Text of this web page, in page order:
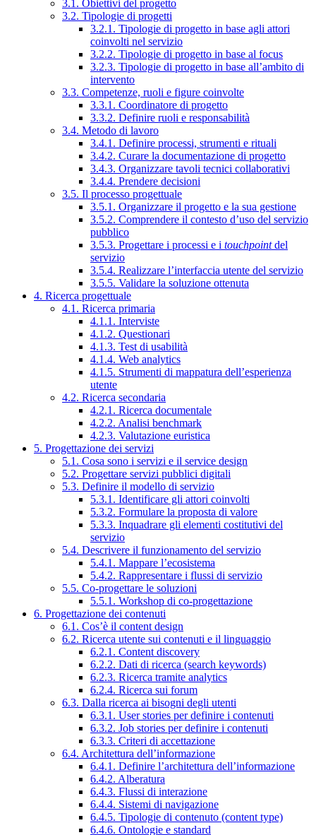
3.1. Obiettivi del progetto
3.2. Tipologie di progetti
3.2.1. Tipologie di progetto in base agli attori
coinvolti nel servizio
3.2.2. Tipologie di progetto in base al focus
3.2.3. Tipologie di progetto in base all’ambito di
intervento
3.3. Competenze, ruoli e figure coinvolte
3.3.1. Coordinatore di progetto
3.3.2. Definire ruoli e responsabilità
3.4. Metodo di lavoro
3.4.1. Definire processi, strumenti e rituali
3.4.2. Curare la documentazione di progetto
3.4.3. Organizzare tavoli tecnici collaborativi
3.4.4. Prendere decisioni
3.5. Il processo progettuale
3.5.1. Organizzare il progetto e la sua gestione
3.5.2. Comprendere il contesto d’uso del servizio
pubblico
3.5.3. Progettare i processi e i touchpointdel
servizio
3.5.4. Realizzare l’interfaccia utente del servizio
3.5.5. Validare la soluzione ottenuta
4. Ricerca progettuale
4.1. Ricerca primaria
4.1.1. Interviste
4.1.2. Questionari
4.1.3. Test di usabilità
4.1.4. Web analytics
4.1.5. Strumenti di mappatura dell’esperienza
utente
4.2. Ricerca secondaria
4.2.1. Ricerca documentale
4.2.2. Analisi benchmark
4.2.3. Valutazione euristica
5. Progettazione dei servizi
5.1. Cosa sono i servizi e il service design
5.2. Progettare servizi pubblici digitali
5.3. Definire il modello di servizio
5.3.1. Identificare gli attori coinvolti
5.3.2. Formulare la proposta di valore
5.3.3. Inquadrare gli elementi costitutivi del
servizio
5.4. Descrivere il funzionamento del servizio
5.4.1. Mappare l’ecosistema
5.4.2. Rappresentare i flussi di servizio
5.5. Co-progettare le soluzioni
5.5.1. Workshop di co-progettazione
6. Progettazione dei contenuti
6.1. Cos’è il content design
6.2. Ricerca utente sui contenuti e il linguaggio
6.2.1. Content discovery
6.2.2. Dati di ricerca (search keywords)
6.2.3. Ricerca tramite analytics
6.2.4. Ricerca sui forum
6.3. Dalla ricerca ai bisogni degli utenti
6.3.1. User stories per definire i contenuti
6.3.2. Job stories per definire i contenuti
6.3.3. Criteri di accettazione
6.4. Architettura dell’informazione
6.4.1. Definire l’architettura dell’informazione
6.4.2. Alberatura
6.4.3. Flussi di interazione
6.4.4. Sistemi di navigazione
6.4.5. Tipologie di contenuto (content type)
6.4.6. Ontologie e standard